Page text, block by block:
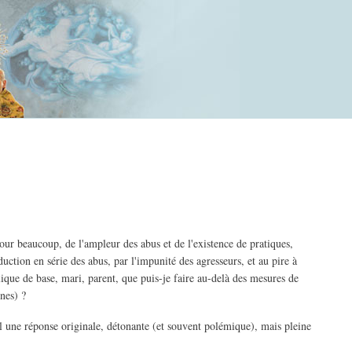
beaucoup, de l'ampleur des abus et de l'existence de pratiques,
en série des abus, par l'impunité des agresseurs, et au pire à
de base, mari, parent, que puis-je faire au-delà des mesures de
?
réponse originale, détonante (et souvent polémique), mais pleine